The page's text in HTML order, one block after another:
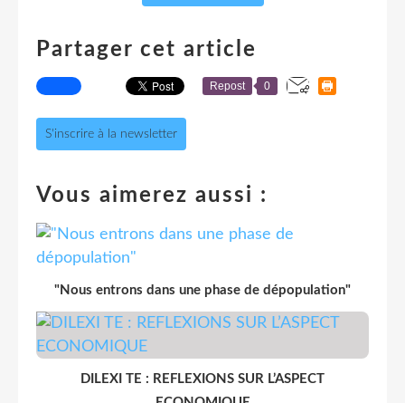
Partager cet article
Repost 0
S'inscrire à la newsletter
Vous aimerez aussi :
"Nous entrons dans une phase de dépopulation"
DILEXI TE : REFLEXIONS SUR L’ASPECT